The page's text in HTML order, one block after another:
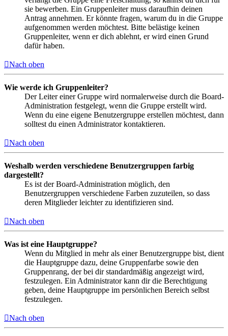
sie bewerben. Ein Gruppenleiter muss daraufhin deinen
Antrag annehmen. Er könnte fragen, warum du in die Gruppe
aufgenommen werden möchtest. Bitte belästige keinen
Gruppenleiter, wenn er dich ablehnt, er wird einen Grund
dafür haben.
Nach oben
Wie werde ich Gruppenleiter?
Der Leiter einer Gruppe wird normalerweise durch die Board-
Administration festgelegt, wenn die Gruppe erstellt wird.
Wenn du eine eigene Benutzergruppe erstellen möchtest, dann
solltest du einen Administrator kontaktieren.
Nach oben
Weshalb werden verschiedene Benutzergruppen farbig
dargestellt?
Es ist der Board-Administration möglich, den
Benutzergruppen verschiedene Farben zuzuteilen, so dass
deren Mitglieder leichter zu identifizieren sind.
Nach oben
Was ist eine Hauptgruppe?
Wenn du Mitglied in mehr als einer Benutzergruppe bist, dient
die Hauptgruppe dazu, deine Gruppenfarbe sowie den
Gruppenrang, der bei dir standardmäßig angezeigt wird,
festzulegen. Ein Administrator kann dir die Berechtigung
geben, deine Hauptgruppe im persönlichen Bereich selbst
festzulegen.
Nach oben